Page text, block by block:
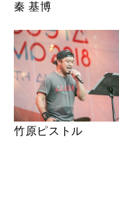
秦 基博
竹原ピストル